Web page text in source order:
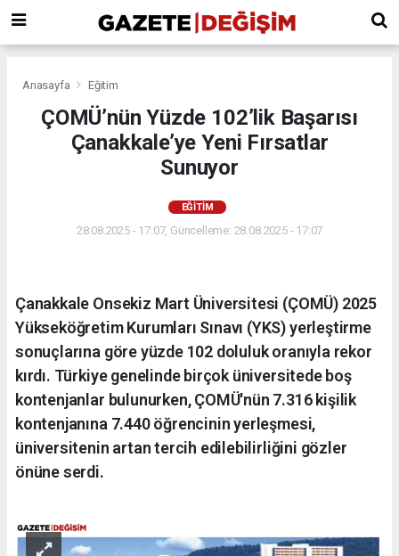
Anasayfa Eğitim
ÇOMÜ’nün Yüzde 102’lik Başarısı
Çanakkale’ye Yeni Fırsatlar
Sunuyor
EĞITIM
28.08.2025 - 17:07, Güncelleme: 28.08.2025 - 17:07
Çanakkale Onsekiz Mart Üniversitesi (ÇOMÜ) 2025
Yükseköğretim Kurumları Sınavı (YKS) yerleştirme
sonuçlarına göre yüzde 102 doluluk oranıyla rekor
kırdı. Türkiye genelinde birçok üniversitede boş
kontenjanlar bulunurken, ÇOMÜ'nün 7.316 kişilik
kontenjanına 7.440 öğrencinin yerleşmesi,
üniversitenin artan tercih edilebilirliğini gözler
önüne serdi.